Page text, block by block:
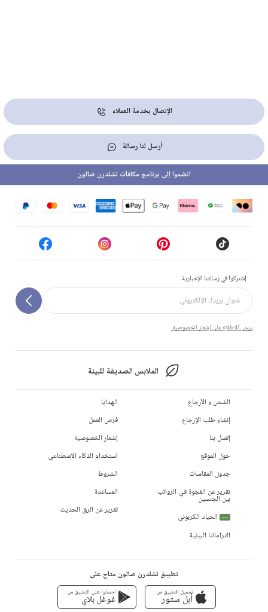
الإتصال بخدمة العملاء
أرسل لنا رسالة
إشتركوا في رسالتنا الإخبارية
يرجى الاطلاع على إشعار الخصوصية.
الملابس الصديقة للبيئة
انضموا إلى برنامج مكافآت تشلدرن صالون
الشحن و الأرجاع
إنشاء طلب الإرجاع
إتصل بنا
حول الموقع
جدول المقاسات
تقرير عن الفجوة في الرواتب
بين الجنسين
جديد
الحياد الكربوني
التزاماتنا البيئية
الهدايا
فرص العمل
إشعار الخصوصية
استخدام الذكاء الاصطناعي
الشروط
المساعدة
تقرير عن الرق الحديث
تطبيق تشلدرن صالون متاح على
تحميل التطبيق من
أبل ستور
احصلوا على التطبيق من
غوغل بلاي